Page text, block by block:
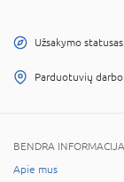
Užsakymo statusas
Parduotuvių darbo
BENDRA INFORMACIJA
Apie mus